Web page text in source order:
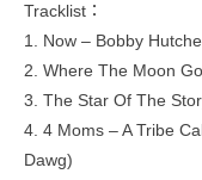
Tracklist：
1. Now – Bobby
2. Where The Moon
3. The Star Of The
4. 4 Moms – A Tribe
Dawg)